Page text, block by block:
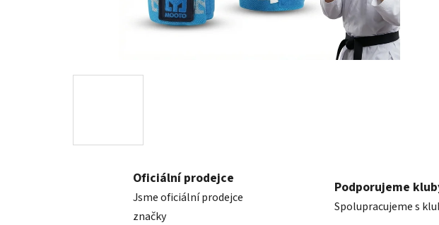
Oficiální prodejce
Jsme oficiální prodejce
značky
Podporujeme
Spolupracujeme s